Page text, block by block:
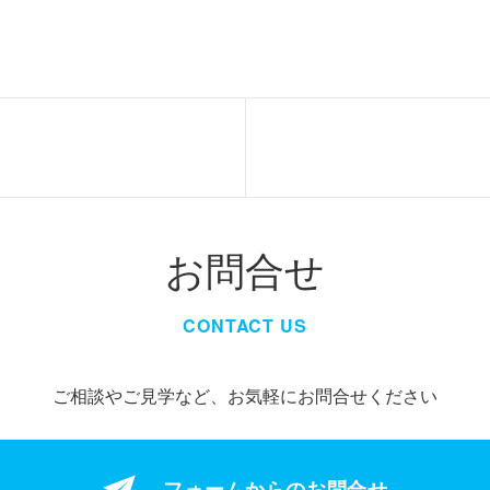
お問合せ
CONTACT US
ご相談やご見学など、お気軽にお問合せください